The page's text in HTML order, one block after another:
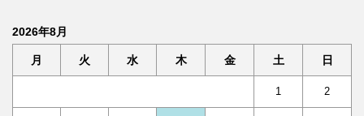
2026年8月
月 火 水 木 金 土 日
1 2